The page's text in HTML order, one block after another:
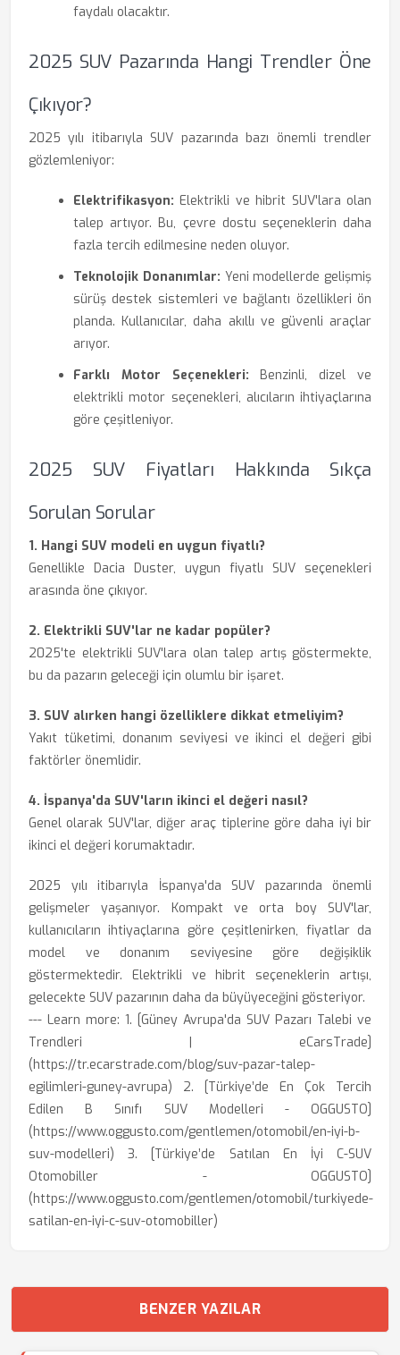
faydalı olacaktır.
2025 SUV Pazarında Hangi Trendler Öne
Çıkıyor?
2025 yılı itibarıyla SUV pazarında bazı önemli trendler
gözlemleniyor:
Elektrifikasyon: Elektrikli ve hibrit SUV'lara olan
talep artıyor. Bu, çevre dostu seçeneklerin daha
fazla tercih edilmesine neden oluyor.
Teknolojik Donanımlar: Yeni modellerde gelişmiş
sürüş destek sistemleri ve bağlantı özellikleri ön
planda. Kullanıcılar, daha akıllı ve güvenli araçlar
arıyor.
Farklı Motor Seçenekleri: Benzinli, dizel ve
elektrikli motor seçenekleri, alıcıların ihtiyaçlarına
göre çeşitleniyor.
2025 SUV Fiyatları Hakkında Sıkça
Sorulan Sorular
1. Hangi SUV modeli en uygun fiyatlı?
Genellikle Dacia Duster, uygun fiyatlı SUV seçenekleri
arasında öne çıkıyor.
2. Elektrikli SUV'lar ne kadar popüler?
2025'te elektrikli SUV'lara olan talep artış göstermekte,
bu da pazarın geleceği için olumlu bir işaret.
3. SUV alırken hangi özelliklere dikkat etmeliyim?
Yakıt tüketimi, donanım seviyesi ve ikinci el değeri gibi
faktörler önemlidir.
4. İspanya'da SUV'ların ikinci el değeri nasıl?
Genel olarak SUV'lar, diğer araç tiplerine göre daha iyi bir
ikinci el değeri korumaktadır.
2025 yılı itibarıyla İspanya'da SUV pazarında önemli
gelişmeler yaşanıyor. Kompakt ve orta boy SUV'lar,
kullanıcıların ihtiyaçlarına göre çeşitlenirken, fiyatlar da
model ve donanım seviyesine göre değişiklik
göstermektedir. Elektrikli ve hibrit seçeneklerin artışı,
gelecekte SUV pazarının daha da büyüyeceğini gösteriyor.
--- Learn more: 1. [Güney Avrupa'da SUV Pazarı Talebi ve
Trendleri | eCarsTrade]
(https://tr.ecarstrade.com/blog/suv-pazar-talep-
egilimleri-guney-avrupa) 2. [Türkiye’de En Çok Tercih
Edilen B Sınıfı SUV Modelleri - OGGUSTO]
(https://www.oggusto.com/gentlemen/otomobil/en-iyi-b-
suv-modelleri) 3. [Türkiye’de Satılan En İyi C-SUV
Otomobiller - OGGUSTO]
(https://www.oggusto.com/gentlemen/otomobil/turkiyede-
satilan-en-iyi-c-suv-otomobiller)
BENZER YAZILAR